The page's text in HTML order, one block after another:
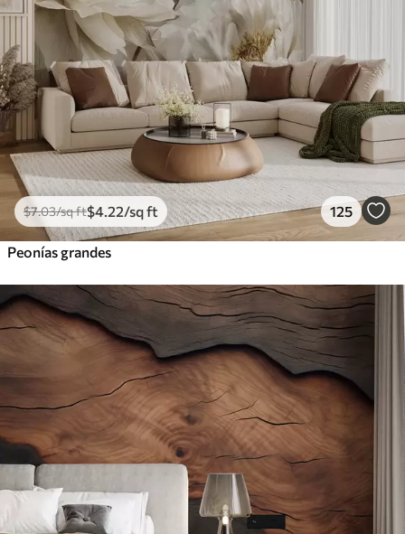
$7.03/sq ft$4.22/sq ft 125
Peonías grandes